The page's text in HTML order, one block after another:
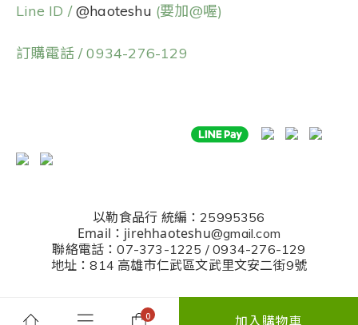
加入購物車
Line ID /@haoteshu (要加@喔)
訂購電話 / 0934-276-129
以勒食品行 統編：25995356
Email：jirehhaoteshu@gmail.com
聯絡電話：07-373-1225 / 0934-276-129
地址：814 高雄市仁武區文武里文安二街9號